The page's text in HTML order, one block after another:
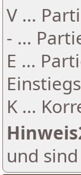
V ...
- ...
E ...
K ...
und